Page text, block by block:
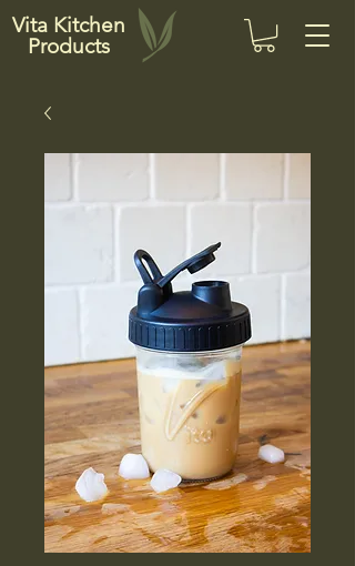
Vita Kitchen
Products